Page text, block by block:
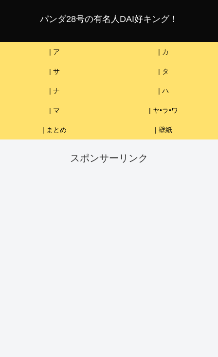
パンダ28号の有名人DAI好キング！
| ア | カ
| サ | タ
| ナ | ハ
| マ | ヤ•ラ•ワ
| まとめ | 壁紙
スポンサーリンク